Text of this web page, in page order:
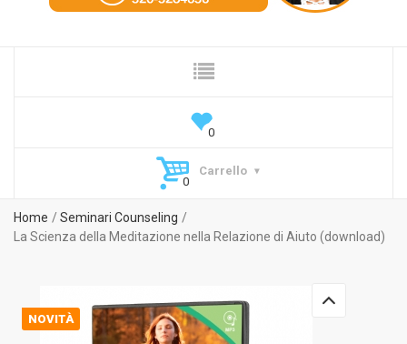
Carrello
Home
Seminari Counseling
La Scienza della Meditazione nella Relazione di Aiuto (download)
NOVITÀ